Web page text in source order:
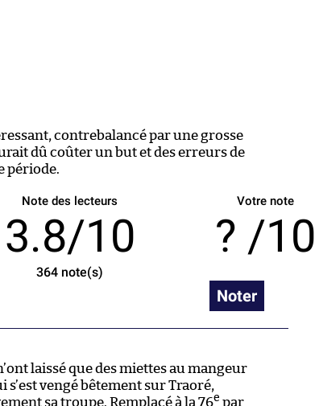
contrebalancé par une grosse
dû coûter un but et des erreurs de
période.
Note des lecteurs
3.8/10
364 note(s)
Votre note
/10
Noter
laissé que des miettes au mangeur
s’est vengé bêtement sur Traoré,
sa troupe. Remplacé à la 76e par